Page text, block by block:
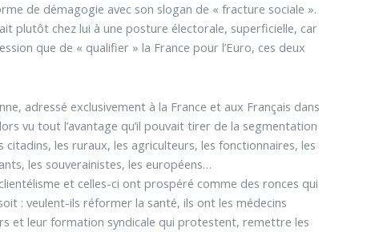
de démagogie avec son slogan de « fracture sociale ».
plutôt chez lui à une posture électorale, superficielle, car
que de « qualifier » la France pour l’Euro, ces deux
adressé exclusivement à la France et aux Français dans
vu tout l’avantage qu’il pouvait tirer de la segmentation
les ruraux, les agriculteurs, les fonctionnaires, les
les souverainistes, les européens…
et celles-ci ont prospéré comme des ronces qui
: veulent-ils réformer la santé, ils ont les médecins
et leur formation syndicale qui protestent, remettre les